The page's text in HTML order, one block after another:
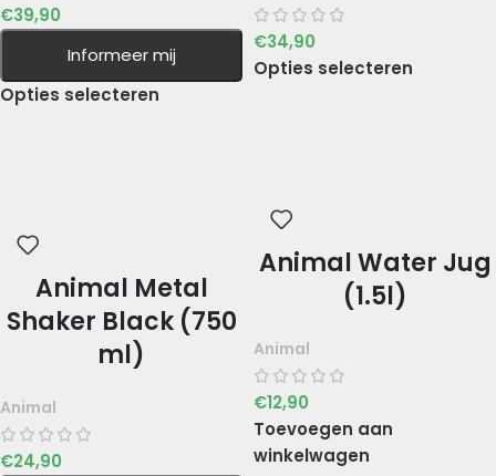
€39,90
Informeer mij
Opties selecteren
€34,90
Opties selecteren
Animal Metal
Shaker Black (750
ml)
Animal
€24,90
Animal Water Jug
(1.5l)
Animal
€12,90
Toevoegen aan
winkelwagen